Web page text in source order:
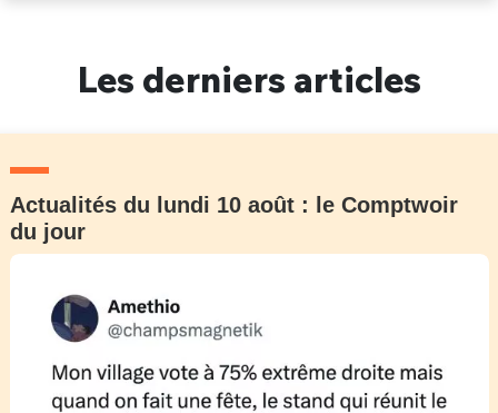
Les derniers articles
Actualités du lundi 10 août : le Comptwoir
du jour